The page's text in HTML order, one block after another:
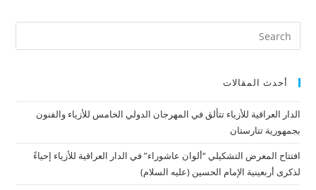
أحدث المقالات
الدار العراقية للأزياء تتألق في المهرجان الدولي الخامس للأزياء والفنون
بجمهورية تتارستان
افتتاح المعرض التشكيلي “ألوان عاشوراء” في الدار العراقية للأزياء إحياءً
لذكرى أربعينية الإمام الحسين (عليه السلام)